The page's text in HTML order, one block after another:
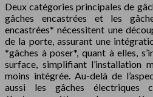
Deux catégories principales de
gâches encastrées et les
encastrées* nécessitent une
de la porte, assurant une
*gâches à poser*, quant à elles,
surface, simplifiant l’installation
moins intégrée. Au-delà de
aussi les gâches électriques